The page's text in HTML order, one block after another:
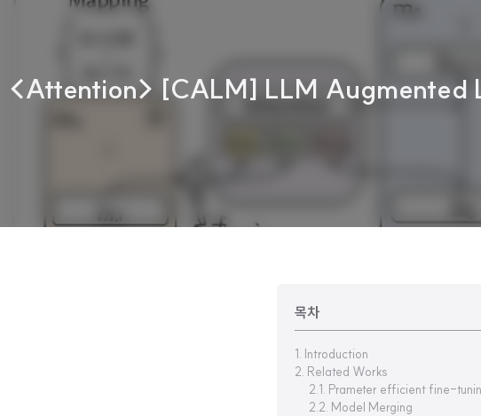
<Attention> [CALM] LLM Augmented
목차
1. Introduction
2. Related Works
2.1. Prameter efficient fine-
2.2. Model Merging